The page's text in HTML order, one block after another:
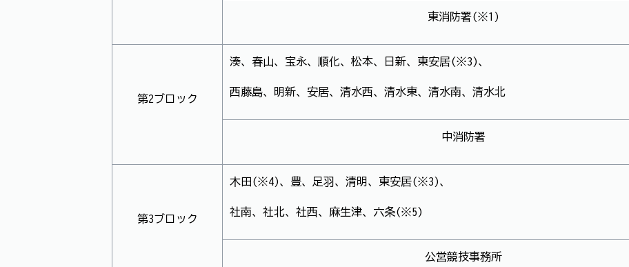
東消防署(※1)
第2ブロック
湊、春山、宝永、順化、松本、日新、東安居(※3)、
西藤島、明新、安居、清水西、清水東、清水南、清水北
中消防署
第3ブロック
木田(※4)、豊、足羽、清明、東安居(※3)、
社南、社北、社西、麻生津、六条(※5)
公営競技事務所